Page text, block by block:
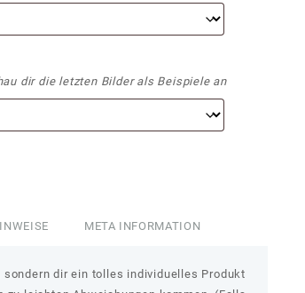
dir die letzten Bilder als Beispiele an
META INFORMATION
dir ein tolles individuelles Produkt